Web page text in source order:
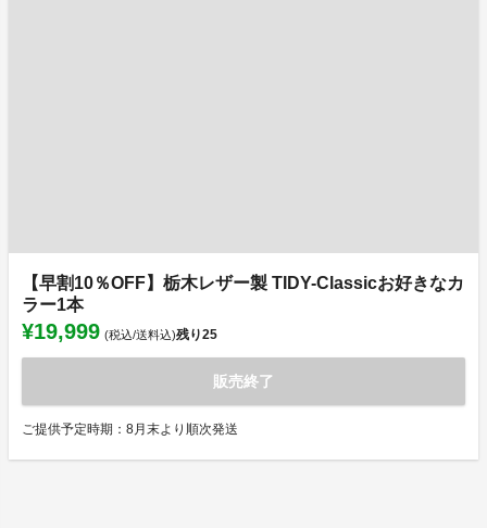
【早割10％OFF】栃木レザー製 TIDY-Classicお好きなカ
ラー1本
¥19,999 (税込/送料込)残り25
販売終了
ご提供予定時期：8月末より順次発送